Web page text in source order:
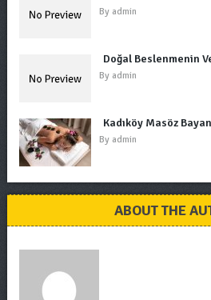
By admin
Doğal Beslenmenin
By admin
Kadıköy Masöz
By admin
ABOUT THE